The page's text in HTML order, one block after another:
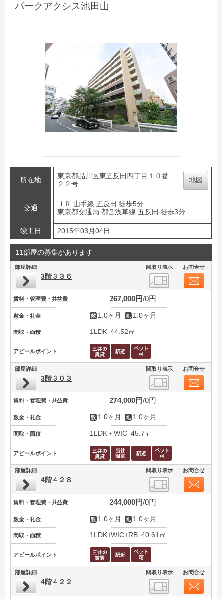
パークアクシス池田山
所在地
東京都品川区東五反田四丁目１０番
２２号
地図
交通
ＪＲ 山手線 五反田 徒歩5分
東京都交通局 都営浅草線 五反田 徒歩3分
竣工日 2015年03月04日
11部屋の募集があります
部屋詳細 間取り表示 お問合せ
3階３３６
賃料・管理費・共益費 267,000円 0円
敷金・礼金 1.0ヶ月 1.0ヶ月
間取・面積 1LDK 44.52㎡
アピールポイント
部屋詳細 間取り表示 お問合せ
3階３０３
賃料・管理費・共益費 274,000円 0円
敷金・礼金 1.0ヶ月 1.0ヶ月
間取・面積 1LDK＋WIC 45.7㎡
アピールポイント
部屋詳細 間取り表示 お問合せ
4階４２８
賃料・管理費・共益費 244,000円 0円
敷金・礼金 1.0ヶ月 1.0ヶ月
間取・面積 1LDK+WIC+RB 40.61㎡
アピールポイント
部屋詳細 間取り表示 お問合せ
4階４２２